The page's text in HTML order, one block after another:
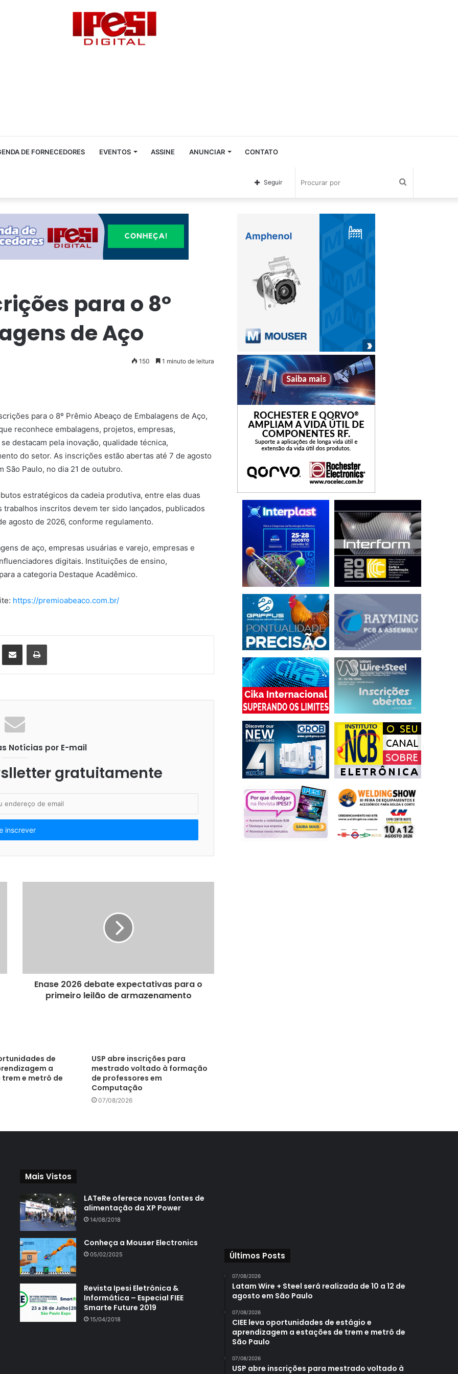
DE FORNECEDORES EVENTOS ASSINE ANUNCIAR CONTATO
Seguir
para o 8º
de Aço
150 1 minuto de leitura
para o 8º Prêmio Abeaço de Embalagens de Aço,
reconhece embalagens, projetos, empresas,
destacam pela inovação, qualidade técnica,
do setor. As inscrições estão abertas até 7 de agosto
São Paulo, no dia 21 de outubro.
estratégicos da cadeia produtiva, entre elas duas
trabalhos inscritos devem ter sido lançados, publicados
agosto de 2026, conforme regulamento.
de aço, empresas usuárias e varejo, empresas e
digitais. Instituições de ensino,
a categoria Destaque Acadêmico.
https://premioabeaco.com.br/
Notícias por E-mail
gratuitamente
Enase 2026 debate expectativas para o
primeiro leilão de armazenamento
de
a
e metrô de
USP abre inscrições para
mestrado voltado à formação
de professores em
Computação
07/08/2026
Mais Vistos
LATeRe oferece novas fontes de
alimentação da XP Power
14/08/2018
Conheça a Mouser Electronics
05/02/2025
Revista Ipesi Eletrônica &
Informática – Especial FIEE
Smarte Future 2019
15/04/2018
Últimos Posts
07/08/2026
Latam Wire + Steel será realizada de 10 a 12 de
agosto em São Paulo
07/08/2026
CIEE leva oportunidades de estágio e
aprendizagem a estações de trem e metrô de
São Paulo
07/08/2026
USP abre inscrições para mestrado voltado à